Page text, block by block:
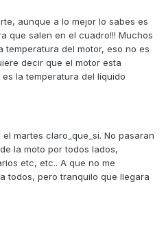
aunque a lo mejor lo sabes es
que salen en el cuadro!!! Muchos
del motor, eso no es
decir que el motor esta
la temperatura del líquido
martes claro_que_si. No pasaran
la moto por todos lados,
etc, etc.. A que no me
todos, pero tranquilo que llegara